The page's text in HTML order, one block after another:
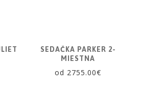
SEDAČKA PARKER 2-
MIESTNA
od 2755.00€